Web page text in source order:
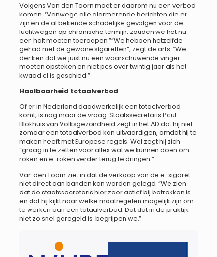
Volgens Van den Toorn moet er daarom nu een verbod
komen. “Vanwege alle alarmerende berichten die er
zijn en de al bekende schadelijke gevolgen voor de
luchtwegen op chronische termijn, zouden we het nu
een halt moeten toeroepen.””We hebben hetzelfde
gehad met de gewone sigaretten”, zegt de arts. “We
denken dat we juist nu een waarschuwende vinger
moeten opsteken en niet pas over twintig jaar als het
kwaad al is geschied.”
Haalbaarheid totaalverbod
Of er in Nederland daadwerkelijk een totaalverbod
komt, is nog maar de vraag. Staatssecretaris Paul
Blokhuis van Volksgezondheid zegtin het AD dat hij niet
zomaar een totaalverbod kan uitvaardigen, omdat hij te
maken heeft met Europese regels. Wel zegt hij zich
“graag in te zetten voor alles wat we kunnen doen om
roken en e-roken verder terug te dringen.”
Van den Toorn ziet in dat de verkoop van de e-sigaret
niet direct aan banden kan worden gelegd. “We zien
dat de staatssecretaris hier zeer actief bij betrokken is
en dat hij kijkt naar welke maatregelen mogelijk zijn om
te werken aan een totaalverbod. Dat dat in de praktijk
niet zo snel geregeld is, begrijpen we.”